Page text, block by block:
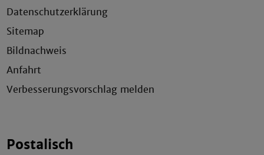
Datenschutzerklärung
Sitemap
Bildnachweis
Anfahrt
Verbesserungsvorschlag melden
Postalisch